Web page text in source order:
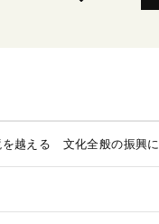
越える 文化全般の振興に